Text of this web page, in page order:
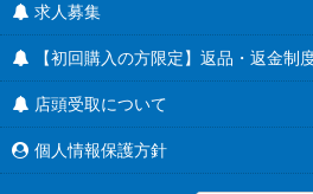
求人募集
【初回購入の方限定】返品・返金制
店頭受取について
個人情報保護方針